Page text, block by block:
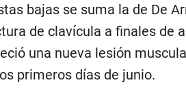
bajas se suma la de De
de clavícula a finales de
una nueva lesión
primeros días de junio.